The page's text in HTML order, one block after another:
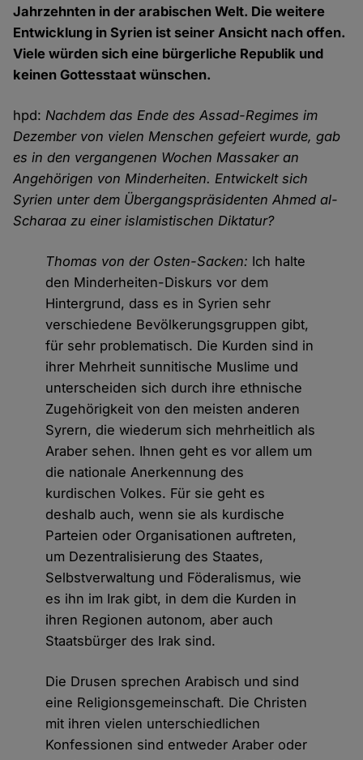
Jahrzehnten in der arabischen Welt. Die weitere
Entwicklung in Syrien ist seiner Ansicht nach offen.
Viele würden sich eine bürgerliche Republik und
keinen Gottesstaat wünschen.
hpd:Nachdem das Ende des Assad-Regimes im
Dezember von vielen Menschen gefeiert wurde, gab
es in den vergangenen Wochen Massaker an
Angehörigen von Minderheiten. Entwickelt sich
Syrien unter dem Übergangspräsidenten Ahmed al-
Scharaa zu einer islamistischen Diktatur?
Thomas von der Osten-Sacken: Ich halte
den Minderheiten-Diskurs vor dem
Hintergrund, dass es in Syrien sehr
verschiedene Bevölkerungsgruppen gibt,
für sehr problematisch. Die Kurden sind in
ihrer Mehrheit sunnitische Muslime und
unterscheiden sich durch ihre ethnische
Zugehörigkeit von den meisten anderen
Syrern, die wiederum sich mehrheitlich als
Araber sehen. Ihnen geht es vor allem um
die nationale Anerkennung des
kurdischen Volkes. Für sie geht es
deshalb auch, wenn sie als kurdische
Parteien oder Organisationen auftreten,
um Dezentralisierung des Staates,
Selbstverwaltung und Föderalismus, wie
es ihn im Irak gibt, in dem die Kurden in
ihren Regionen autonom, aber auch
Staatsbürger des Irak sind.
Die Drusen sprechen Arabisch und sind
eine Religionsgemeinschaft. Die Christen
mit ihren vielen unterschiedlichen
Konfessionen sind entweder Araber oder